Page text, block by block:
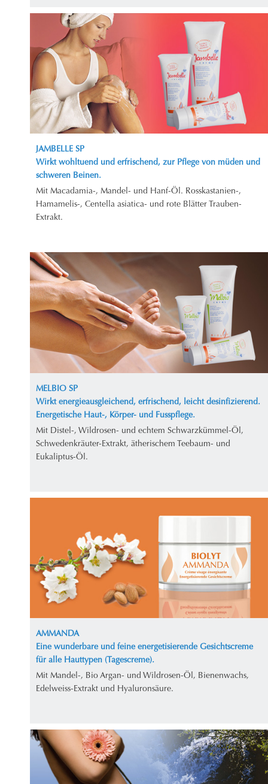
JAMBELLE SP
Wirkt wohltuend und erfrischend, zur Pflege von müden und
schweren Beinen.
Mit Macadamia-, Mandel- und Hanf-Öl. Rosskastanien-,
Hamamelis-, Centella asiatica- und rote Blätter Trauben-
Extrakt.
MELBIO SP
Wirkt energieausgleichend, erfrischend, leicht desinfizierend.
Energetische Haut-, Körper- und Fusspflege.
Mit Distel-, Wildrosen- und echtem Schwarzkümmel-Öl,
Schwedenkräuter-Extrakt, ätherischem Teebaum- und
Eukaliptus-Öl.
AMMANDA
Eine wunderbare und feine energetisierende Gesichtscreme
für alle Hauttypen (Tagescreme).
Mit Mandel-, Bio Argan- und Wildrosen-Öl, Bienenwachs,
Edelweiss-Extrakt und Hyaluronsäure.